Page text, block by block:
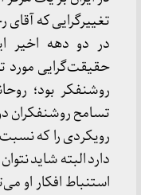
تغییرگرایی که
در دو دهه اخیر
حقیقت‌گرایی مورد
روشنفکر بود؛
تسامح روشنفکران
رویکردی را که
دارد البته شاید
استنباط افکار او